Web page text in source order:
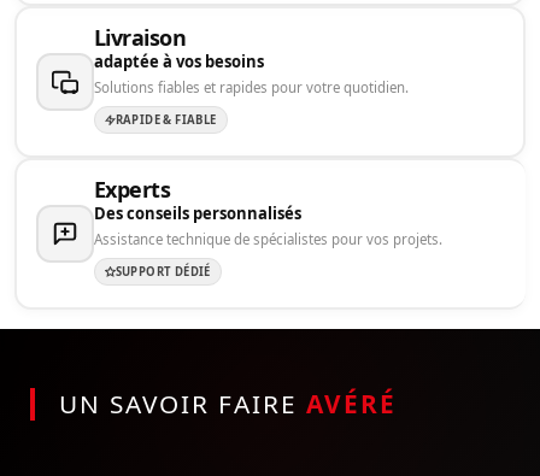
Livraison
adaptée à vos besoins
Solutions fiables et rapides pour votre quotidien.
RAPIDE & FIABLE
Experts
Des conseils personnalisés
Assistance technique de spécialistes pour vos projets.
SUPPORT DÉDIÉ
UN SAVOIR FAIRE AVÉRÉ